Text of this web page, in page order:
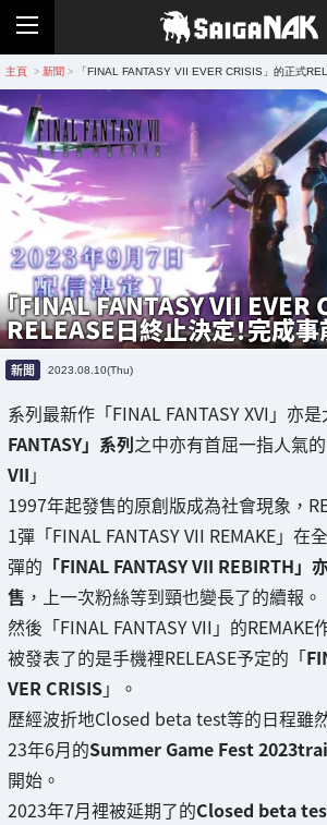
主頁 > 新聞 > 「FINAL FANTASY VII EVER CRISIS」的正式
「FINAL FANTASY VII EVER
RELEASE日終止決定！完成事
新聞 2023.08.10(Thu)
系列最新作「FINAL FANTASY XVI」亦
FANTASY」系列之中亦有首屈一指人氣
VII 」
1997年起發售的原創版成為社會現象，
1彈「FINAL FANTASY VII REMAKE」在
彈的 「FINAL FANTASY VII REBIRTH」
售 ，上一次粉絲等到頸也變長了的續報。
然後「FINAL FANTASY VII」的REMAKE
被發表了的是手機裡RELEASE予定的「
VER CRISIS」。
歷經波折地Closed beta test等的日程雖
23年6月的Summer Game Fest
開始。
2023年7月裡被延期了的Closed beta